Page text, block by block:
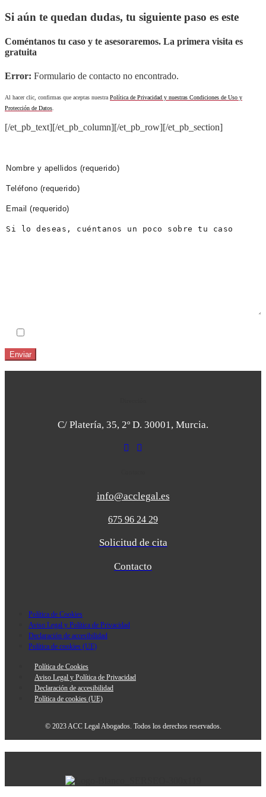
Si aún te quedan dudas, tu siguiente paso es este
Coméntanos tu caso y te asesoraremos. La primera visita es
gratuita
Error: Formulario de contacto no encontrado.
Al hacer clic, confirmas que aceptas nuestra Política de Privacidad y nuestras Condiciones de Uso y
Protección de Datos
[/et_pb_text][/et_pb_column][/et_pb_row][/et_pb_section]
C/ Platería, 35, 2º D. 30001, Murcia.
info@acclegal.es
675 96 24 29
Solicitud de cita
Contacto
Política de Cookies
Aviso Legal y Política de Privacidad
Declaración de accesibilidad
Política de cookies (UE)
Política de Cookies
Aviso Legal y Política de Privacidad
Declaración de accesibilidad
Política de cookies (UE)
© 2023 ACC Legal Abogados. Todos los derechos reservados.